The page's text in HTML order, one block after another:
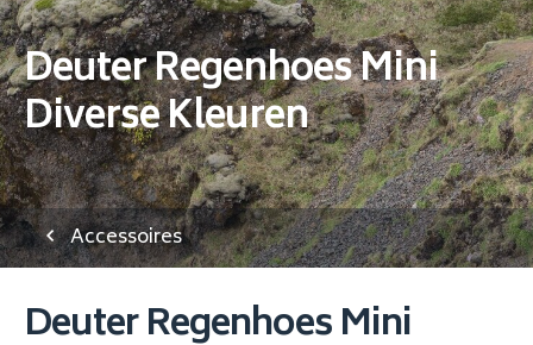
Deuter Regenhoes Mini
Diverse Kleuren
Accessoires
Deuter Regenhoes Mini